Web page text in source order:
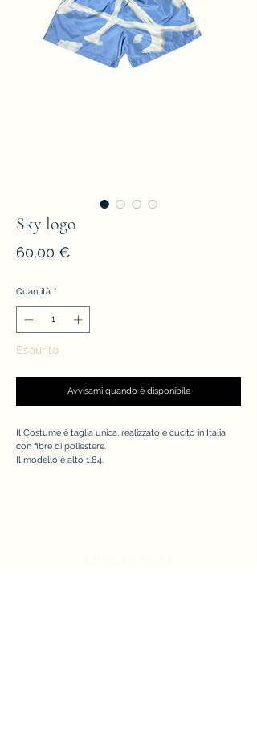
Sky logo
60,00 €Prezzo
Quantità *
Esaurito
Avvisami quando è disponibile
Il Costume è taglia unica, realizzato e cucito in Italia
con fibre di poliestere.
Il modello è alto 1.84.